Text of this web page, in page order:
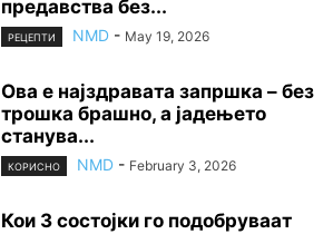
предавства без...
РЕЦЕПТИ NMD - May 19, 2026
Ова е најздравата запршка – без
трошка брашно, а јадењето
станува...
КОРИСНО NMD - February 3, 2026
Кои 3 состојки го подобруваат